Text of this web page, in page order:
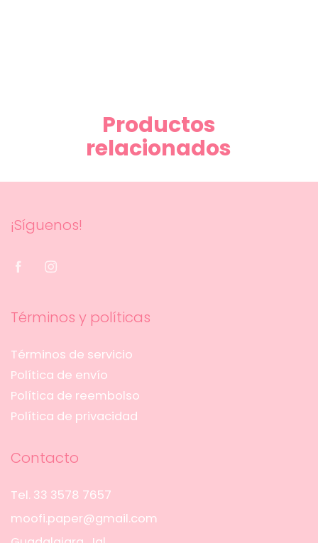
Productos
relacionados
¡Síguenos!
Términos y políticas
Términos de servicio
Política de envío
Política de reembolso
Política de privacidad
Contacto
Tel. 33 3578 7657
moofi.paper@gmail.com